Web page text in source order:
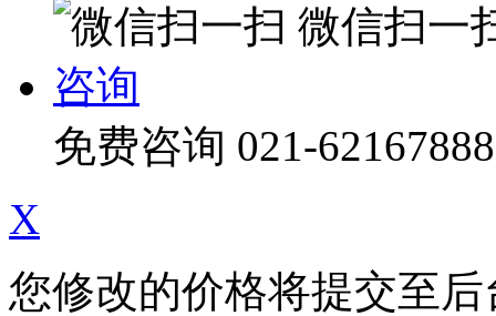
微信扫一
咨询
免费咨询 021-62167888
X
您修改的价格将提交至